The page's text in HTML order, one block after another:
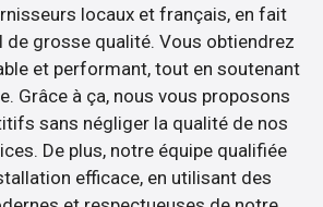
locaux et français, en fait
de grosse qualité. Vous obtiendrez
et performant, tout en soutenant
Grâce à ça, nous vous proposons
sans négliger la qualité de nos
De plus, notre équipe qualifiée
efficace, en utilisant des